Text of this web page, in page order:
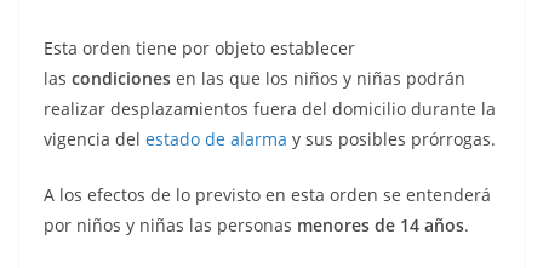
Esta orden tiene por objeto establecer
las condiciones en las que los niños y niñas podrán
realizar desplazamientos fuera del domicilio durante la
vigencia del estado de alarma y sus posibles prórrogas.
A los efectos de lo previsto en esta orden se entenderá
por niños y niñas las personas menores de 14 años.